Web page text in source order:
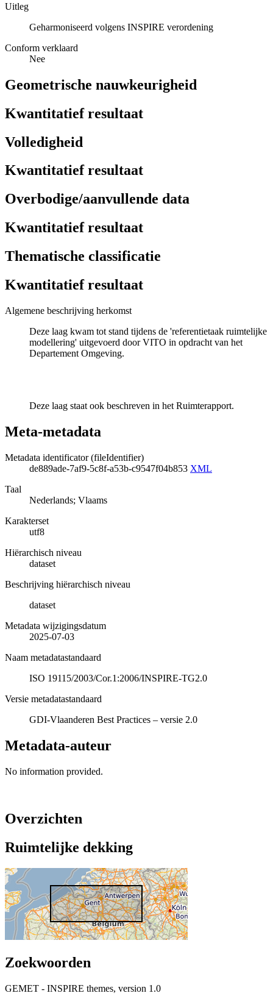
Uitleg
Geharmoniseerd volgens INSPIRE verordening
Conform verklaard
Nee
Geometrische nauwkeurigheid
Kwantitatief resultaat
Volledigheid
Kwantitatief resultaat
Overbodige/aanvullende data
Kwantitatief resultaat
Thematische classificatie
Kwantitatief resultaat
Algemene beschrijving herkomst
Deze laag kwam tot stand tijdens de 'referentietaak ruimtelijke
modellering' uitgevoerd door VITO in opdracht van het
Departement Omgeving.
Deze laag staat ook beschreven in het Ruimterapport.
Meta-metadata
Metadata identificator (fileIdentifier)
de889ade-7af9-5c8f-a53b-c9547f04b853 XML
Taal
Nederlands; Vlaams
Karakterset
utf8
Hiërarchisch niveau
dataset
Beschrijving hiërarchisch niveau
dataset
Metadata wijzigingsdatum
2025-07-03
Naam metadatastandaard
ISO 19115/2003/Cor.1:2006/INSPIRE-TG2.0
Versie metadatastandaard
GDI-Vlaanderen Best Practices – versie 2.0
Metadata-auteur
No information provided.
Overzichten
Ruimtelijke dekking
Zoekwoorden
GEMET - INSPIRE themes, version 1.0